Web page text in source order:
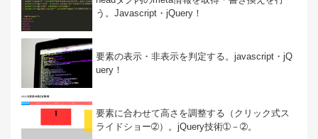
う。Javascript・jQuery！
要素の表示・非表示を判定する。javascript・jQ
uery！
要素に合わせて高さを調整する（クリック式ス
ライドショー➁）。jQuery技術➀－➁。